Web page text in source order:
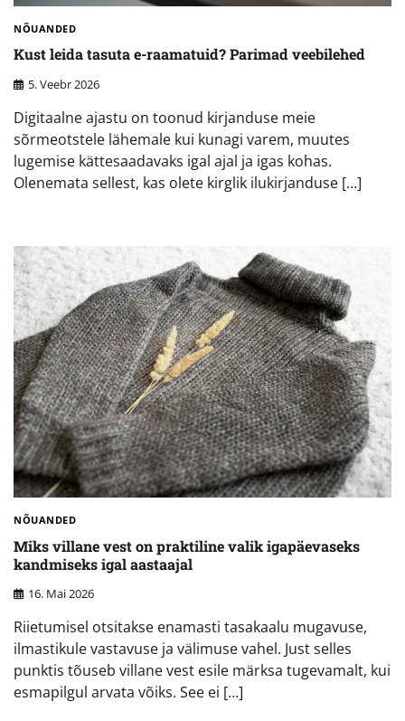
NÕUANDED
Kust leida tasuta e-raamatuid? Parimad veebilehed
5. Veebr 2026
Digitaalne ajastu on toonud kirjanduse meie
sõrmeotstele lähemale kui kunagi varem, muutes
lugemise kättesaadavaks igal ajal ja igas kohas.
Olenemata sellest, kas olete kirglik ilukirjanduse […]
NÕUANDED
Miks villane vest on praktiline valik igapäevaseks
kandmiseks igal aastaajal
16. Mai 2026
Riietumisel otsitakse enamasti tasakaalu mugavuse,
ilmastikule vastavuse ja välimuse vahel. Just selles
punktis tõuseb villane vest esile märksa tugevamalt, kui
esmapilgul arvata võiks. See ei […]